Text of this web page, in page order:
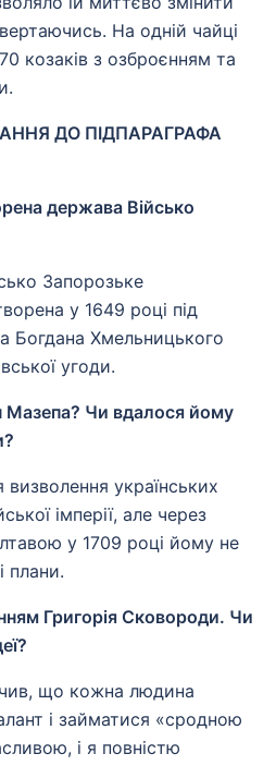
На одній чайці
козаків з озброєнням та
ДО ПІДПАРАГРАФА
держава Військо
Запорозьке
у 1649 році під
Богдана Хмельницького
угоди.
Мазепа? Чи вдалося йому
українських
імперії, але через
у 1709 році йому не
плани.
Григорія Сковороди. Чи
що кожна людина
і займатися «сродною
і я повністю